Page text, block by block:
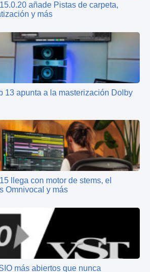
añade Pistas de carpeta,
y más
13 apunta a la masterización Dolby
llega con motor de stems, el
Omnivocal y más
más abiertos que nunca